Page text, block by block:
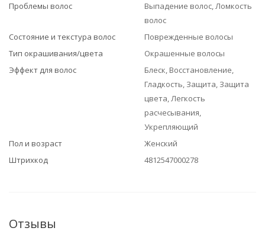
Проблемы волос
Выпадение волос, Ломкость
волос
Состояние и текстура волос
Поврежденные волосы
Тип окрашивания/цвета
Окрашенные волосы
Эффект для волос
Блеск, Восстановление,
Гладкость, Защита, Защита
цвета, Легкость
расчесывания,
Укрепляющий
Пол и возраст
Женский
Штрихкод
4812547000278
Отзывы